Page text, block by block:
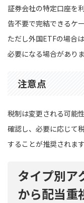
証券会社の特定口座を
告不要で完結できるケ
ただし外国ETFの場合
必要になる場合がありま
注意点
税制は変更される可能
確認し、必要に応じて
することが推奨されます
タイプ別ア
から配当重